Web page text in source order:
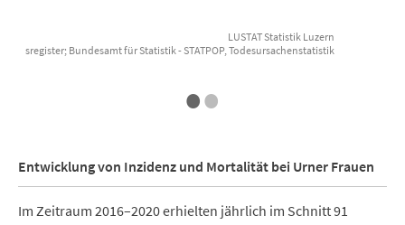
LUSTAT Statistik Luzern
Bundesamt für Statistik - STATPOP, Todesursachenstatistik
Datenquelle: Zentralschweizer
••
Entwicklung von Inzidenz und Mortalität bei Urner Frauen
Im Zeitraum 2016–2020 erhielten jährlich im Schnitt 91